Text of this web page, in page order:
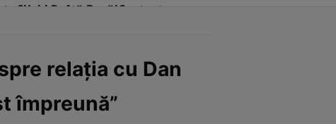
Click! Poftă Bună!Contact
relația cu Dan
împreună”